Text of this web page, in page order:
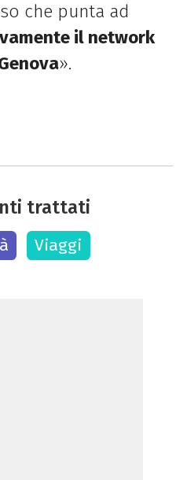
che punta ad
il network
».
trattati
Viaggi